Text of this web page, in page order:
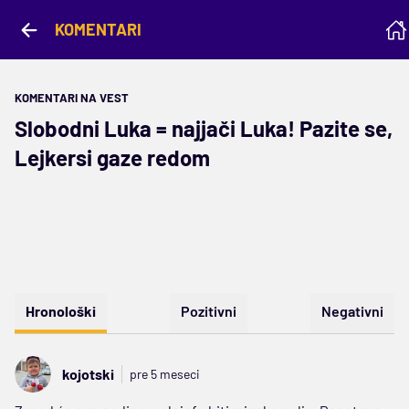
KOMENTARI
KOMENTARI NA VEST
Slobodni Luka = najjači Luka! Pazite se,
Lejkersi gaze redom
Hronološki Pozitivni Negativni
kojotski pre 5 meseci